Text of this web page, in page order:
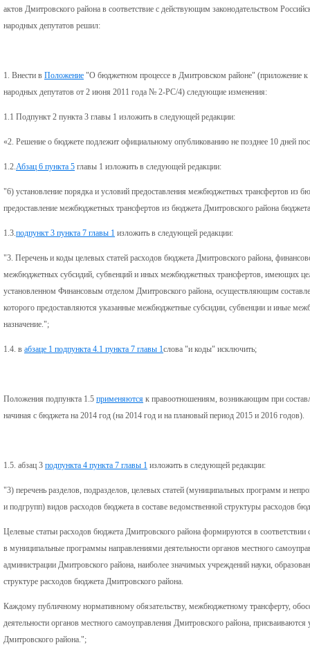
актов Дмитровского района в соответствие с действующим законодательством
народных депутатов решил:
1. Внести в Положение "О бюджетном процессе в Дмитровском районе" (приложение
народных депутатов от 2 июня 2011 года № 2-РС/4) следующие изменения:
1.1 Подпункт 2 пункта 3 главы 1 изложить в следующей редакции:
«2. Решение о бюджете подлежит официальному опубликованию не позднее 10 дней
1.2. Абзац 6 пункта 5 главы 1 изложить в следующей редакции:
"6) установление порядка и условий предоставления межбюджетных трансфертов из
предоставление межбюджетных трансфертов из бюджета Дмитровского района
1.3. подпункт 3 пункта 7 главы 1 изложить в следующей редакции:
"3. Перечень и коды целевых статей расходов бюджета Дмитровского района,
межбюджетных субсидий, субвенций и иных межбюджетных трансфертов, имеющих
установленном Финансовым отделом Дмитровского района, осуществляющим
которого предоставляются указанные межбюджетные субсидии, субвенции и иные
назначение.";
1.4. в абзаце 1 подпункта 4.1 пункта 7 главы 1слова "и коды" исключить;
Положения подпункта 1.5 применяются к правоотношениям, возникающим при
начиная с бюджета на 2014 год (на 2014 год и на плановый период 2015 и 2016 годов).
1.5. абзац 3 подпункта 4 пункта 7 главы 1 изложить в следующей редакции:
"3) перечень разделов, подразделов, целевых статей (муниципальных программ и
и подгрупп) видов расходов бюджета в составе ведомственной структуры расходов
Целевые статьи расходов бюджета Дмитровского района формируются в
в муниципальные программы направлениями деятельности органов местного
администрации Дмитровского района, наиболее значимых учреждений науки,
структуре расходов бюджета Дмитровского района.
Каждому публичному нормативному обязательству, межбюджетному трансферту,
деятельности органов местного самоуправления Дмитровского района,
Дмитровского района.";